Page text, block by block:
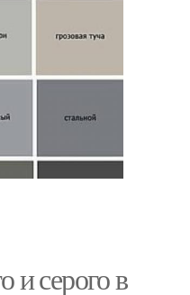
и серого в